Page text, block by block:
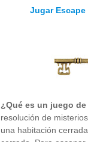
Jugar Escape
¿Qué es un juego
resolución de
una habitación